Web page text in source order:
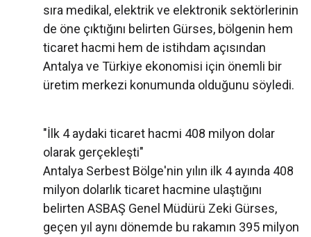
sıra medikal, elektrik ve elektronik sektörlerinin
de öne çıktığını belirten Gürses, bölgenin hem
ticaret hacmi hem de istihdam açısından
Antalya ve Türkiye ekonomisi için önemli bir
üretim merkezi konumunda olduğunu söyledi.
"İlk 4 aydaki ticaret hacmi 408 milyon dolar
olarak gerçekleşti"
Antalya Serbest Bölge'nin yılın ilk 4 ayında 408
milyon dolarlık ticaret hacmine ulaştığını
belirten ASBAŞ Genel Müdürü Zeki Gürses,
geçen yıl aynı dönemde bu rakamın 395 milyon